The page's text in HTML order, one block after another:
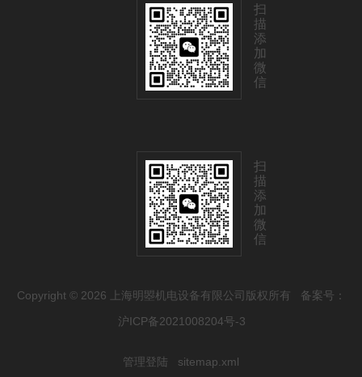
扫
描
添
加
微
信
扫
描
添
加
微
信
Copyright © 2026 上海明曌机电设备有限公司版权所有 备案号：
沪ICP备2021008204号-3
管理登陆 sitemap.xml